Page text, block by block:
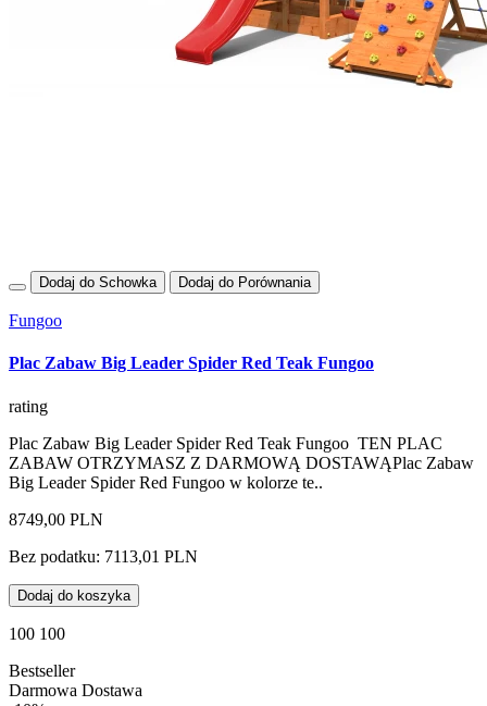
Dodaj do Schowka Dodaj do Porównania
Fungoo
Plac Zabaw Big Leader Spider Red Teak Fungoo
rating
Plac Zabaw Big Leader Spider Red Teak Fungoo TEN PLAC
ZABAW OTRZYMASZ Z DARMOWĄ DOSTAWĄPlac Zabaw
Big Leader Spider Red Fungoo w kolorze te..
8749,00 PLN
Bez podatku: 7113,01 PLN
Dodaj do koszyka
100 100
Bestseller
Darmowa Dostawa